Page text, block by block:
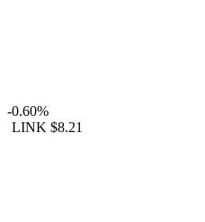
-0.60%
LINK $8.21